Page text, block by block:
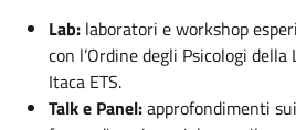
Lab: laboratori e workshop
con l’Ordine degli Psicologi
Itaca ETS.
Talk e Panel:approfondimenti